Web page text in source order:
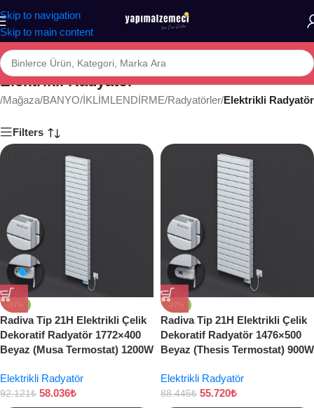
Skip to navigation
Skip to main content
Elektrikli Radyatör
/Mağaza/BANYO/İKLİMLENDİRME/Radyatörler/Elektrikli Radyatör
Filters
-37%
Radiva Tip 21H Elektrikli Çelik
Dekoratif Radyatör 1772×400
Beyaz (Musa Termostat) 1200W
Elektrikli Radyatör
92.121₺ 58.036₺
-37%
Radiva Tip 21H Elektrikli Çelik
Dekoratif Radyatör 1476×500
Beyaz (Thesis Termostat) 900W
Elektrikli Radyatör
88.445₺ 55.720₺